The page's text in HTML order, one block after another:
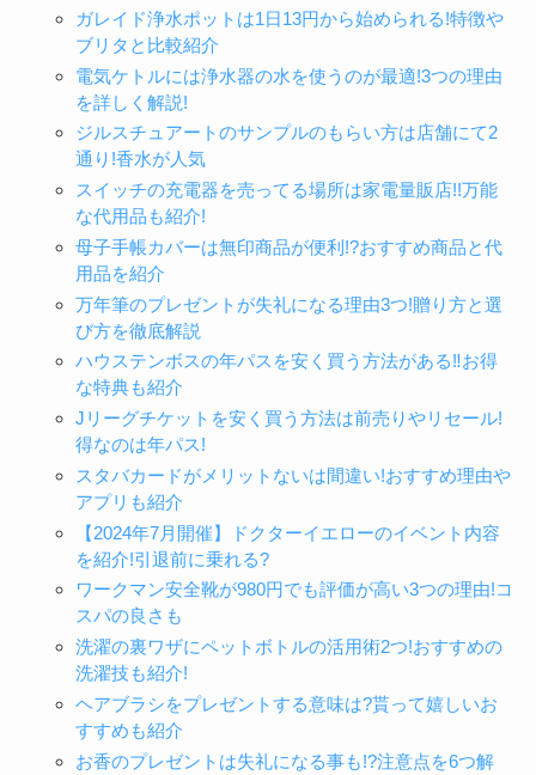
ガレイド浄水ポットは1日13円から始められる!特徴や
ブリタと比較紹介
電気ケトルには浄水器の水を使うのが最適!3つの理由
を詳しく解説!
ジルスチュアートのサンプルのもらい方は店舗にて2
通り!香水が人気
スイッチの充電器を売ってる場所は家電量販店!!万能
な代用品も紹介!
母子手帳カバーは無印商品が便利!?おすすめ商品と代
用品を紹介
万年筆のプレゼントが失礼になる理由3つ!贈り方と選
び方を徹底解説
ハウステンボスの年パスを安く買う方法がある‼︎お得
な特典も紹介
Jリーグチケットを安く買う方法は前売りやリセール!
得なのは年パス!
スタバカードがメリットないは間違い!おすすめ理由や
アプリも紹介
【2024年7月開催】ドクターイエローのイベント内容
を紹介!引退前に乗れる?
ワークマン安全靴が980円でも評価が高い3つの理由!コ
スパの良さも
洗濯の裏ワザにペットボトルの活用術2つ!おすすめの
洗濯技も紹介!
ヘアブラシをプレゼントする意味は?貰って嬉しいお
すすめも紹介
お香のプレゼントは失礼になる事も!?注意点を6つ解